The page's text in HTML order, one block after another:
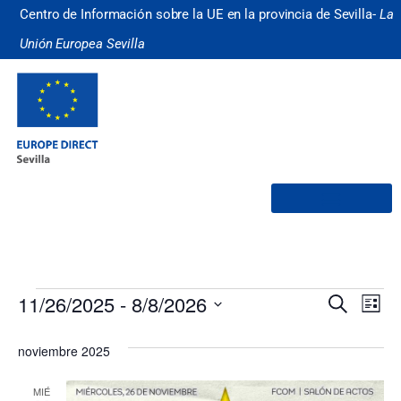
Centro de Información sobre la UE en la provincia de Sevilla- La
Unión Europea Sevilla
de
Buscar
de
Lista
11/26/2025 - 8/8/2026
fecha.
noviembre 2025
MIÉ